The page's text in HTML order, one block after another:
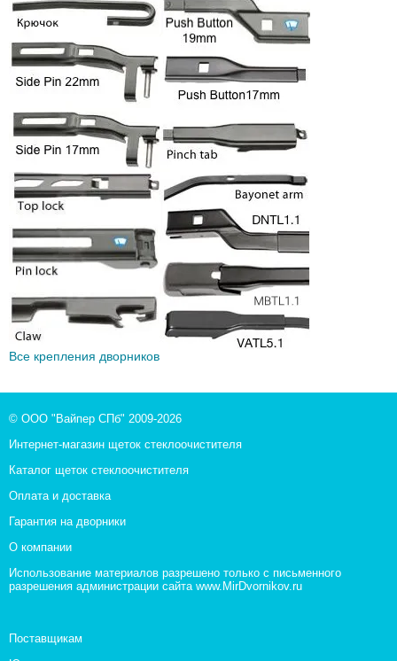
Все крепления дворников
© ООО "Вайпер СПб" 2009-2026
Интернет-магазин щеток стеклоочистителя
Каталог щеток стеклоочистителя
Оплата и доставка
Гарантия на дворники
О компании
Использование материалов разрешено только с письменного
разрешения администрации сайта www.MirDvornikov.ru
Поставщикам